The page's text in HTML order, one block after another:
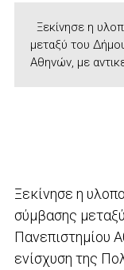
Ξεκίνησε η
μεταξύ του
Αθηνών, με
Ξεκίνησε η
σύμβασης
Πανεπιστημίου
ενίσχυση της